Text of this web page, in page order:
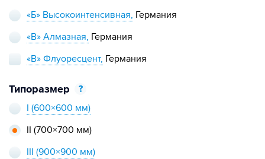
«Б» Высокоинтенсивная, Германия
«В» Алмазная, Германия
«В» Флуоресцент, Германия
Типоразмер
?
I (600×600 мм)
II (700×700 мм)
III (900×900 мм)